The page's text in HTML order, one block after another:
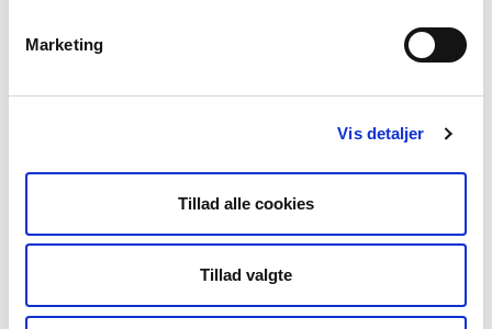
Marketing
Vis detaljer
Tillad alle cookies
Tillad valgte
Opkøb af dambrug